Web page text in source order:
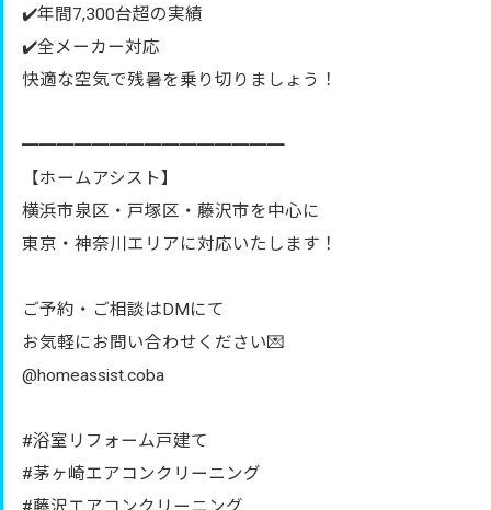
✔️年間7,300台超の実績
✔️全メーカー対応
快適な空気で残暑を乗り切りましょう！
━━━━━━━━━━━━━━━
【ホームアシスト】
横浜市泉区・戸塚区・藤沢市を中心に
東京・神奈川エリアに対応いたします！
ご予約・ご相談はDMにて
お気軽にお問い合わせください💌
@homeassist.coba
#浴室リフォーム戸建て
#茅ヶ崎エアコンクリーニング